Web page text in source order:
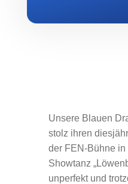
Unsere Blauen
stolz ihren
der FEN-Bühne in
Showtanz
unperfekt und